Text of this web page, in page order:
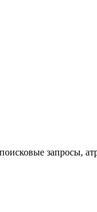
запросы,